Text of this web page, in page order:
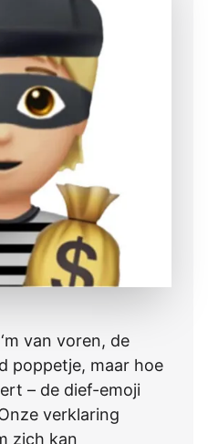
van voren, de
poppetje, maar hoe
– de dief-emoji
verklaring
zich kan